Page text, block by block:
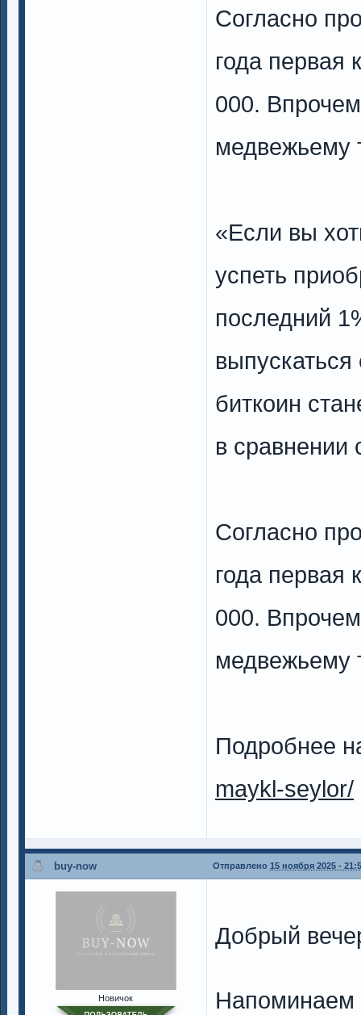
Согласно
года первая
000.
медвежьему
«Если вы
успеть
последний
биткоин
в
Согласно
года первая
000.
медвежьему
Подробнее
maykl-seylor/
buy-now Отправлено 15 ноября 2025 -
Новичок
Добрый
Напоминаем